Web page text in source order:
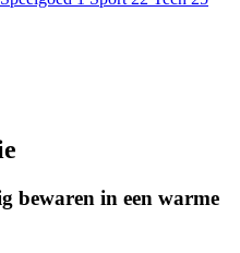
bewaren in een warme